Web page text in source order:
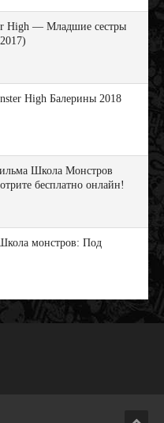
High — Младшие сестры
High Балерины 2018
Школа Монстров
бесплатно онлайн!
монстров: Под